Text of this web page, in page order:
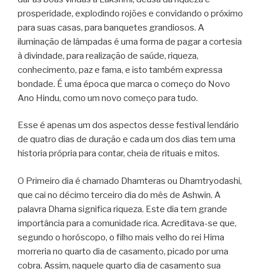
prosperidade, explodindo rojões e convidando o próximo
para suas casas, para banquetes grandiosos. A
iluminação de lâmpadas é uma forma de pagar a cortesia
à divindade, para realização de saúde, riqueza,
conhecimento, paz e fama, e isto também expressa
bondade. É uma época que marca o começo do Novo
Ano Hindu, como um novo começo para tudo.
Esse é apenas um dos aspectos desse festival lendário
de quatro dias de duração e cada um dos dias tem uma
historia própria para contar, cheia de rituais e mitos.
O Primeiro dia é chamado Dhamteras ou Dhamtryodashi,
que cai no décimo terceiro dia do mês de Ashwin. A
palavra Dhama significa riqueza. Este dia tem grande
importância para a comunidade rica. Acreditava-se que,
segundo o horóscopo, o filho mais velho do rei Hima
morreria no quarto dia de casamento, picado por uma
cobra. Assim, naquele quarto dia de casamento sua